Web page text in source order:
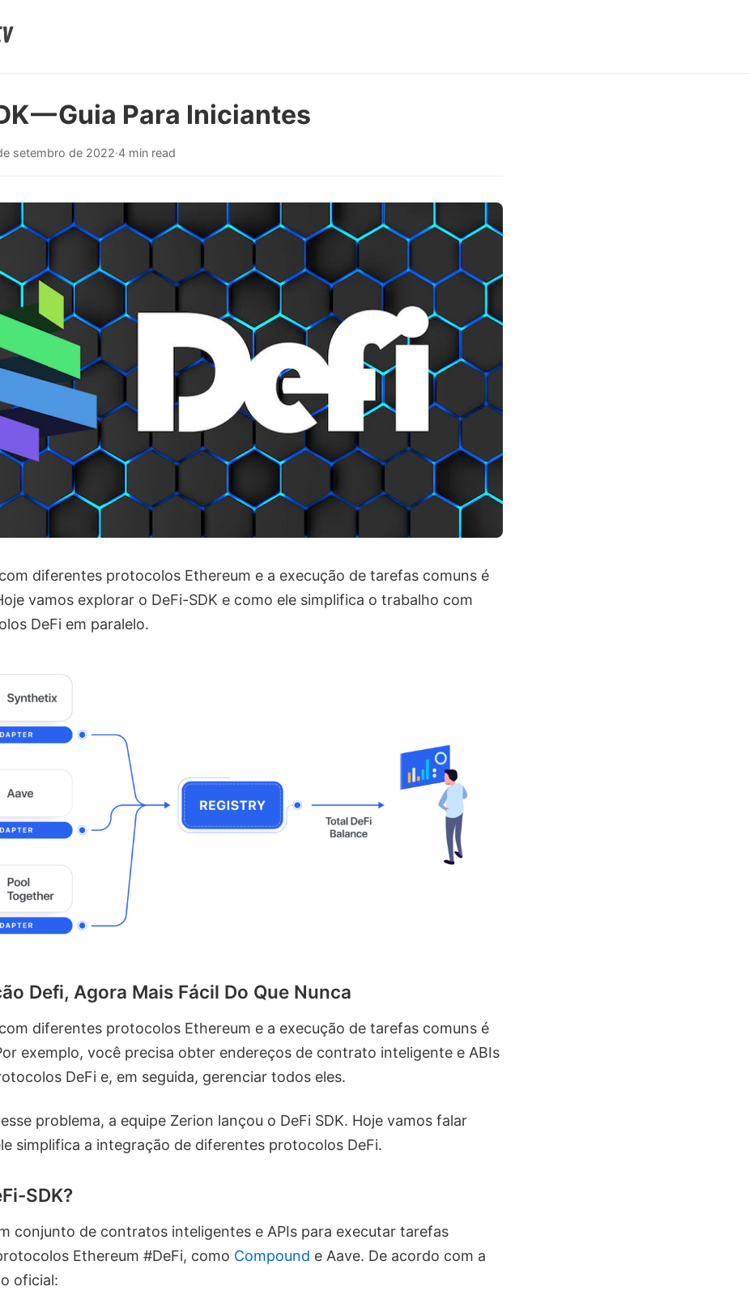
— Guia Para Iniciantes
setembro de 2022·4 min read
diferentes protocolos Ethereum e a execução de tarefas comuns é
vamos explorar o DeFi-SDK e como ele simplifica o trabalho com
DeFi em paralelo.
Defi, Agora Mais Fácil Do Que Nunca
diferentes protocolos Ethereum e a execução de tarefas comuns é
exemplo, você precisa obter endereços de contrato inteligente e ABIs
DeFi e, em seguida, gerenciar todos eles.
problema, a equipe Zerion lançou o DeFi SDK. Hoje vamos falar
simplifica a integração de diferentes protocolos DeFi.
SDK?
conjunto de contratos inteligentes e APIs para executar tarefas
Ethereum #DeFi, como Compound e Aave. De acordo com a
oficial: